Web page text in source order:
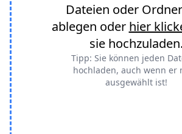
Dateien oder
ablegen oder hier
sie hochzuladen.
Tipp: Sie können jeden
hochladen, auch wenn er
ausgewählt ist!